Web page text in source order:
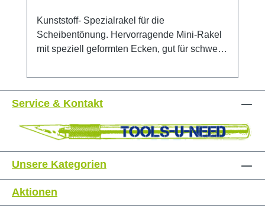
Kunststoff- Spezialrakel für die
Scheibentönung. Hervorragende Mini-Rakel
mit speziell geformten Ecken, gut für schwer
Service & Kontakt
Unsere Kategorien
Aktionen